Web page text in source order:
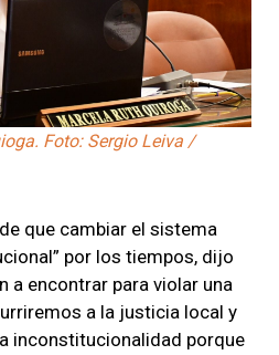
Foto: Sergio Leiva /
que cambiar el sistema
por los tiempos, dijo
a encontrar para violar una
a la justicia local y
inconstitucionalidad porque